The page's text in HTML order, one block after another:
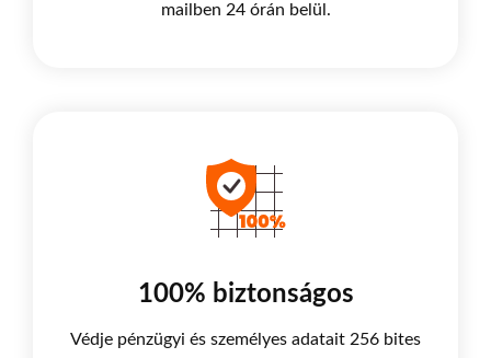
mailben 24 órán belül.
100% biztonságos
Védje pénzügyi és személyes adatait 256 bites